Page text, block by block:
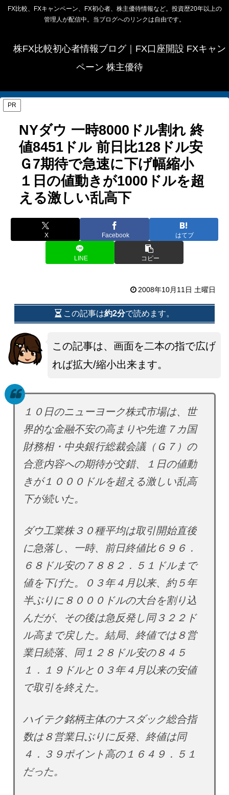
FX比較、FXキャンペーン、FX初心者、株主優待情報など。投資歴20年以上の
管理人が配信中。当ブログへのリンクは自由です。
株FX比較初心者情報ブログ｜FX口座開設 FXキャン
ペーン 株主優待
PR
NYダウ 一時8000ドル割れ 終
値8451ドル 前日比128ドル安
Ｇ7期待で急速に下げ幅縮小
１日の値動きが1000ドルを超
える激しい乱高下
X Facebook はてブ
LINE コピー
2008年10月11日 土曜日
この記事は約2分で読めます。
この記事は、画面を二本の指で広げ
れば拡大/縮小出来ます。
１０日のニューヨーク株式市場は、世
界的な金融不安の高まりや先進７カ国
財務相・中央銀行総裁会議（Ｇ７）の
合意内容への期待が交錯、１日の値動
きが１０００ドルを超える激しい乱高
下が続いた。
ダウ工業株３０種平均は取引開始直後
に急落し、一時、前日終値比６９６．
６８ドル安の７８８２．５１ドルまで
値を下げた。０３年４月以来、約５年
半ぶりに８０００ドルの大台を割り込
んだが、その後は急反発し同３２２ド
ル高まで戻した。結局、終値では８営
業日続落、同１２８ドル安の８４５
１．１９ドルと０３年４月以来の安値
で取引を終えた。
ハイテク銘柄主体のナスダック総合指
数は８営業日ぶりに反発、終値は同
４．３９ポイント高の１６４９．５１
だった。